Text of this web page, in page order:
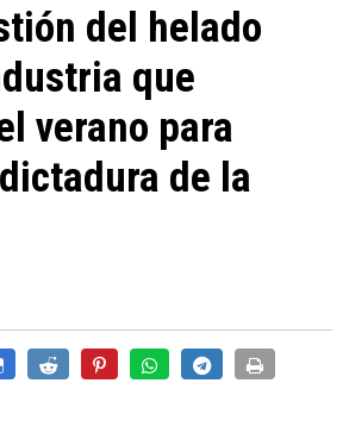
del helado
que
verano para
de la